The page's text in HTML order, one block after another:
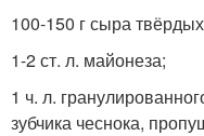
100-150 г сыра
1-2 ст. л. майонеза;
1 ч. л.
зубчика чеснока,